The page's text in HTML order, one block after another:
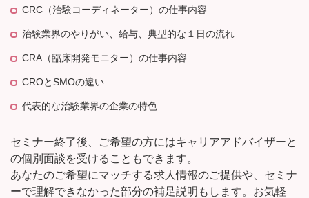
CRC（治験コーディネーター）の仕事内容
治験業界のやりがい、給与、典型的な１日の流れ
CRA（臨床開発モニター）の仕事内容
CROとSMOの違い
代表的な治験業界の企業の特色
セミナー終了後、ご希望の方にはキャリアアドバイザーと
の個別面談を受けることもできます。
あなたのご希望にマッチする求人情報のご提供や、セミナ
ーで理解できなかった部分の補足説明もします。お気軽